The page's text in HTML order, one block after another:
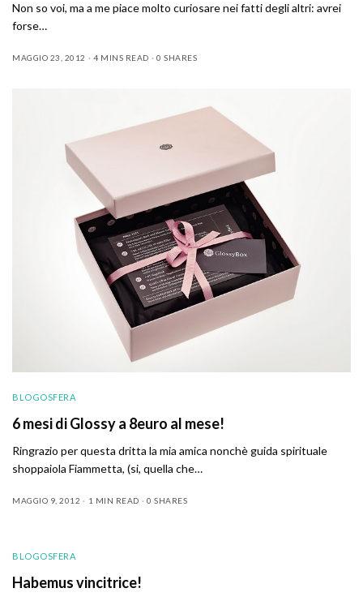
Non so voi, ma a me piace molto curiosare nei fatti degli altri: avrei
forse…
MAGGIO 23, 2012 4 MINS READ 0 SHARES
BLOGOSFERA
6 mesi di Glossy a 8euro al mese!
Ringrazio per questa dritta la mia amica nonchè guida spirituale
shoppaiola Fiammetta, (si, quella che…
MAGGIO 9, 2012 1 MIN READ 0 SHARES
BLOGOSFERA
Habemus vincitrice!